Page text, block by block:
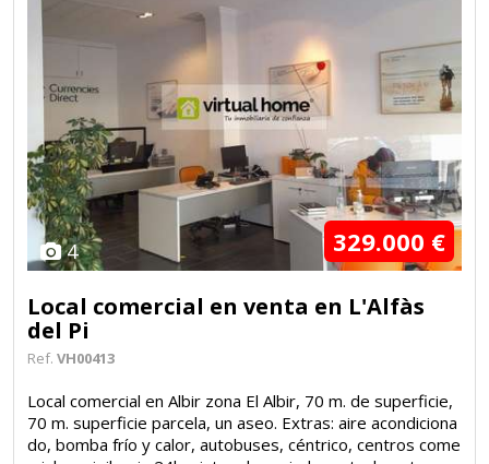
4 329.000 €
Local comercial en venta en L'Alfàs
del Pi
Ref. VH00413
Local comercial en Albir zona El Albir, 70 m. de superficie,
70 m. superficie parcela, un aseo. Extras: aire acondiciona
do, bomba frío y calor, autobuses, céntrico, centros come